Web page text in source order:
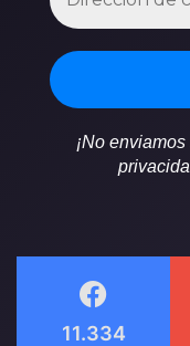
¡No
11.334